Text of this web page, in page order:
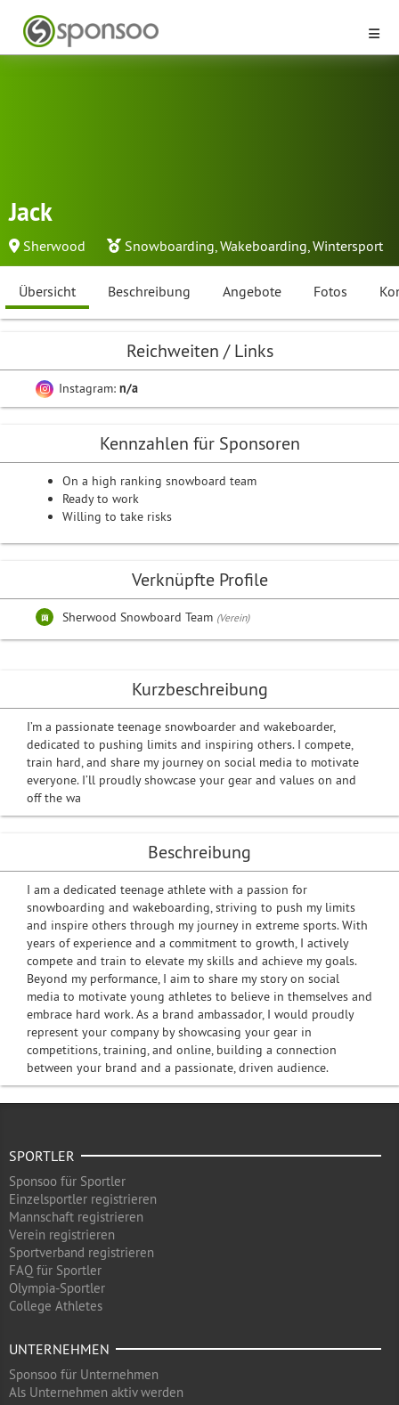
Jack
Sherwood Snowboarding,Wakeboarding,Wintersport
Übersicht Beschreibung Angebote Fotos
Kurzbeschreibung
I’m a passionate teenage snowboarder and wakeboarder,
dedicated to pushing limits and inspiring others. I compete,
train hard, and share my journey on social media to motivate
everyone. I’ll proudly showcase your gear and values on and
off the wa
Beschreibung
I am a dedicated teenage athlete with a passion for
snowboarding and wakeboarding, striving to push my limits
and inspire others through my journey in extreme sports. With
years of experience and a commitment to growth, I actively
compete and train to elevate my skills and achieve my goals.
Beyond my performance, I aim to share my story on social
media to motivate young athletes to believe in themselves and
embrace hard work. As a brand ambassador, I would proudly
represent your company by showcasing your gear in
competitions, training, and online, building a connection
between your brand and a passionate, driven audience.
Reichweiten / Links
Instagram: n/a
Kennzahlen für Sponsoren
On a high ranking snowboard team
Ready to work
Willing to take risks
Verknüpfte Profile
Sherwood Snowboard Team (Verein)
SPORTLER
Sponsoo für Sportler
Einzelsportler registrieren
Mannschaft registrieren
Verein registrieren
Sportverband registrieren
FAQ für Sportler
Olympia-Sportler
College Athletes
UNTERNEHMEN
Sponsoo für Unternehmen
Als Unternehmen aktiv werden